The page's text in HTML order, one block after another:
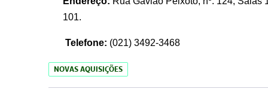
101.
Telefone: (021) 3492-3468
NOVAS AQUISIÇÕES